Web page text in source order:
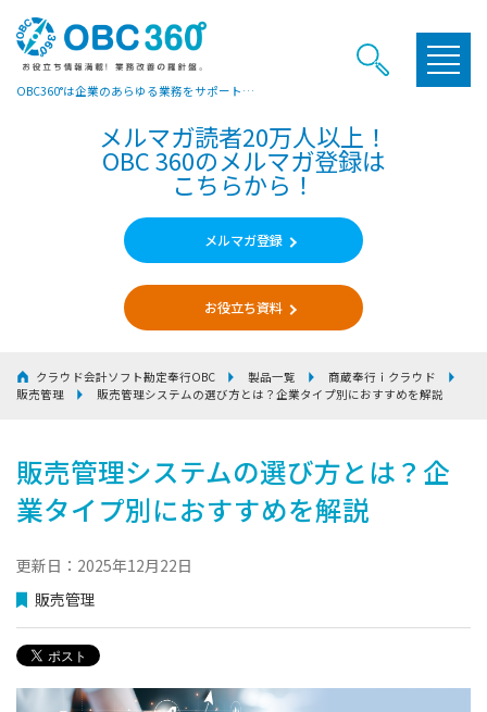
OBC360°は企業のあらゆる業務をサポートするヒントやお役立ち情報をご提供しています
メルマガ読者20万人以上！
OBC 360のメルマガ登録は
こちらから！
メルマガ登録
お役立ち資料
クラウド会計ソフト勘定奉行OBC 製品一覧
商蔵奉行ｉクラウド
販売管理
販売管理システムの選び方とは？企業タイプ別におすすめを解説
販売管理システムの選び方とは？企
業タイプ別におすすめを解説
更新日：2025年12月22日
販売管理